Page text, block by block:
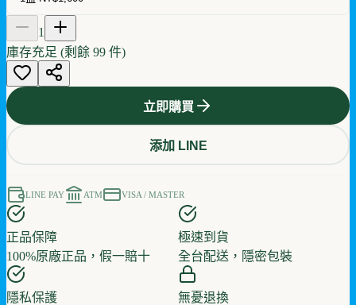
1
庫存充足 (剩餘 99 件)
立即購買
添加 LINE
LINE PAY ATM VISA / MASTER
正品保障
100%原廠正品，假一賠十
極速到貨
全台配送，隱密包裝
隱私保護
無憂退換